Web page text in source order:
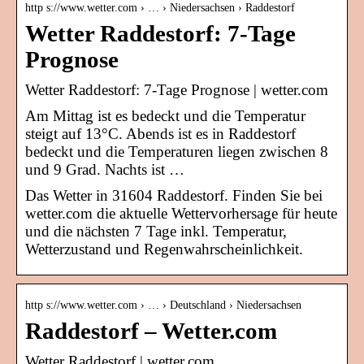
http s://www.wetter.com › … › Niedersachsen › Raddestorf
Wetter Raddestorf: 7-Tage
Prognose
Wetter Raddestorf: 7-Tage Prognose | wetter.com
Am Mittag ist es bedeckt und die Temperatur
steigt auf 13°C. Abends ist es in Raddestorf
bedeckt und die Temperaturen liegen zwischen 8
und 9 Grad. Nachts ist …
Das Wetter in 31604 Raddestorf. Finden Sie bei
wetter.com die aktuelle Wettervorhersage für heute
und die nächsten 7 Tage inkl. Temperatur,
Wetterzustand und Regenwahrscheinlichkeit.
http s://www.wetter.com › … › Deutschland › Niedersachsen
Raddestorf – Wetter.com